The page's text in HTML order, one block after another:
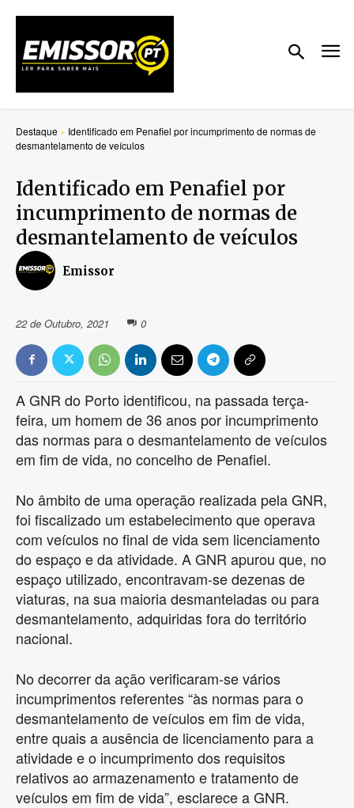
Destaque
Identificado em Penafiel por incumprimento de normas de
desmantelamento de veículos
Identificado em Penafiel por
incumprimento de normas de
desmantelamento de veículos
Emissor
22 de Outubro, 2021 0
A GNR do Porto identificou, na passada terça-
feira, um homem de 36 anos por incumprimento
das normas para o desmantelamento de veículos
em fim de vida, no concelho de Penafiel.
No âmbito de uma operação realizada pela GNR,
foi fiscalizado um estabelecimento que operava
com veículos no final de vida sem licenciamento
do espaço e da atividade. A GNR apurou que, no
espaço utilizado, encontravam-se dezenas de
viaturas, na sua maioria desmanteladas ou para
desmantelamento, adquiridas fora do território
nacional.
No decorrer da ação verificaram-se vários
incumprimentos referentes “às normas para o
desmantelamento de veículos em fim de vida,
entre quais a ausência de licenciamento para a
atividade e o incumprimento dos requisitos
relativos ao armazenamento e tratamento de
veículos em fim de vida”, esclarece a GNR.